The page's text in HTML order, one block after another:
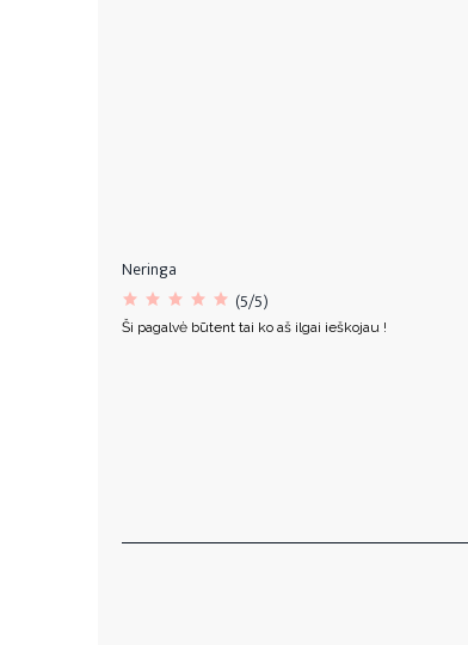
Neringa
(5/5)
Ši pagalvė būtent tai ko aš ilgai ieškojau !